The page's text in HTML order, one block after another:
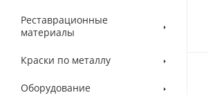
Реставрационные
материалы
Краски по металлу
Оборудование